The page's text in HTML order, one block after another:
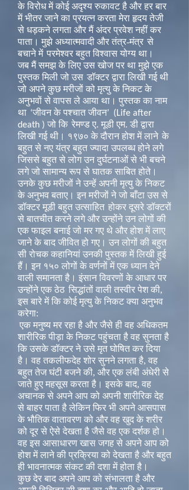
के विरोध में कोई अदृश्य रुकावट है और हर बार
में भीतर जाने का प्रयत्न करता मेरा हृदय तेजी
से धड़कने लगता और मैं अंदर प्रवेश नहीं कर
पाता। मुझे अध्यात्मवादी और तंत्र-मंत्र से
बचाने में परमेश्वर बहुत विश्वास योग्य था।
जब मैं समझ के लिए उस खोज पर था मुझे एक
पुस्तक मिली जो उस डॉक्टर द्वारा लिखी गई थी
जो अपने कुछ मरीजों को मृत्यु के निकट के
अनुभवों से वापस ले आया था। पुस्तक का नाम
था ‘जीवन के पश्चात जीवन’ (Life after
death ) जो कि रेमण्ड ए. मूडी एम. डी द्वारा
लिखी गई थी। १९७० के दौरान होश में लाने के
बहुत से नए यंत्र बहुत ज्यादा उपलब्ध होने लगे
जिससे बहुत से लोग उन दुर्घटनाओं से भी बचने
लगे जो सामान्य रूप से घातक साबित होते।
उनके कुछ मरीजों ने उन्हें अपनी मृत्यु के निकट
के अनुभव बताए। इन मरीजों ने जो बाँटा उस से
डॉक्टर मूडी बहुत उत्साहित होकर दूसरे डॉक्टरों
से बातचीत करने लगे और उन्होंने उन लोगों की
एक फाइल बनाई जो मर गए थे और होश में लाए
जाने के बाद जीवित हो गए। उन लोगों की बहुत
सी रोचक कहानियां उनकी पुस्तक में लिखी हुई
हैं। इन १५० लोगों के वर्णनों में एक ध्यान देने
वाली समानता है। इंसान विवरणों के आधार पर
उन्होंने एक ठेठ सिद्धांतों वाली तस्वीर पेश की,
इस बारे में कि कोई मृत्यु के निकट क्या अनुभव
करेगा:
एक मनुष्य मर रहा है और जैसे ही वह अधिकतम
शारीरिक पीड़ा के निकट पहुंचता है वह सुनता है
कि उसके डॉक्टर ने उसे मृत घोषित कर दिया
है। वह तकलीफदेह शोर सुनने लगता है, वह
बहुत तेज घंटी बजने की, और एक लंबी अंधेरी से
जाते हुए महसूस करता है। इसके बाद, वह
अचानक से अपने आप को अपनी शारीरिक देह
से बाहर पाता है लेकिन फिर भी अपने आसपास
के भौतिक वातावरण को और वह खुद के शरीर
को दूर से ऐसे देखता है जैसे वह एक दर्शक हो।
वह इस आसाधारण खास जगह से अपने आप को
होश में लाने की प्रक्रिया को देखता है और बहुत
ही भावनात्मक संकट की दशा में होता है।
कुछ देर बाद अपने आप को संभालता है और